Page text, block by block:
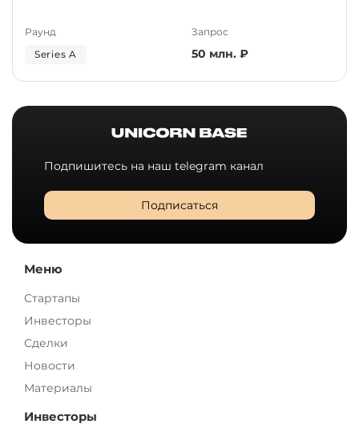
Раунд
Series A
Запрос
50 млн. ₽
Подпишитесь на наш telegram канал
Подписаться
Меню
Стартапы
Инвесторы
Сделки
Новости
Материалы
Инвесторы